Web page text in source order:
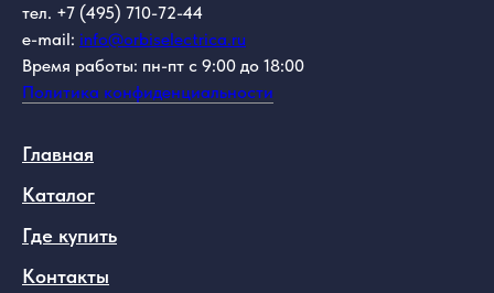
тел. +7 (495) 710-72-44
e-mail: info@orbiselectrica.ru
Время работы: пн-пт с 9:00 до 18:00
Политика конфиденциальности
Главная
Каталог
Где купить
Контакты